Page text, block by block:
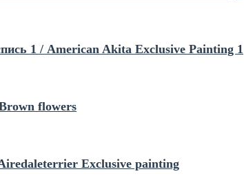
1 / American Akita Exclusive Painting 1
flowers
Exclusive painting